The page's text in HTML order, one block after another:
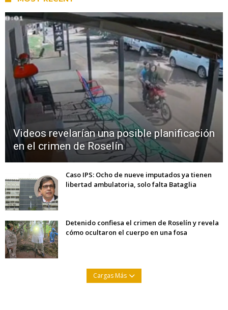
Videos revelarían una posible planificación
en el crimen de Roselín
Caso IPS: Ocho de nueve imputados ya tienen
libertad ambulatoria, solo falta Bataglia
Detenido confiesa el crimen de Roselín y revela
cómo ocultaron el cuerpo en una fosa
Cargas Más